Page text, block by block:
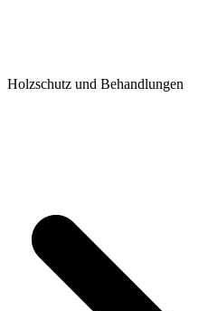
Holzschutz und Behandlungen